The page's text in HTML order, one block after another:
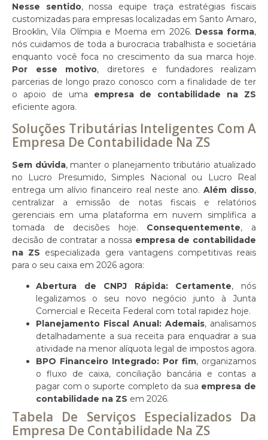
Nesse sentido, nossa equipe traça estratégias fiscais
customizadas para empresas localizadas em Santo Amaro,
Brooklin, Vila Olímpia e Moema em 2026. Dessa forma,
nós cuidamos de toda a burocracia trabalhista e societária
enquanto você foca no crescimento da sua marca hoje.
Por esse motivo, diretores e fundadores realizam
parcerias de longo prazo conosco com a finalidade de ter
o apoio de uma empresa de contabilidade na ZS
eficiente agora.
Soluções Tributárias Inteligentes Com A
Empresa De Contabilidade Na ZS
Sem dúvida, manter o planejamento tributário atualizado
no Lucro Presumido, Simples Nacional ou Lucro Real
entrega um alívio financeiro real neste ano. Além disso,
centralizar a emissão de notas fiscais e relatórios
gerenciais em uma plataforma em nuvem simplifica a
tomada de decisões hoje. Consequentemente, a
decisão de contratar a nossa empresa de contabilidade
na ZS especializada gera vantagens competitivas reais
para o seu caixa em 2026 agora:
Abertura de CNPJ Rápida:
Certamente, nós
legalizamos o seu novo negócio junto à Junta
Comercial e Receita Federal com total rapidez hoje.
Planejamento Fiscal Anual: Ademais, analisamos
detalhadamente a sua receita para enquadrar a sua
atividade na menor alíquota legal de impostos agora.
BPO Financeiro Integrado: Por fim, organizamos
o fluxo de caixa, conciliação bancária e contas a
pagar com o suporte completo da sua empresa de
contabilidade na ZS em 2026.
Tabela De Serviços Especializados Da
Empresa De Contabilidade Na ZS